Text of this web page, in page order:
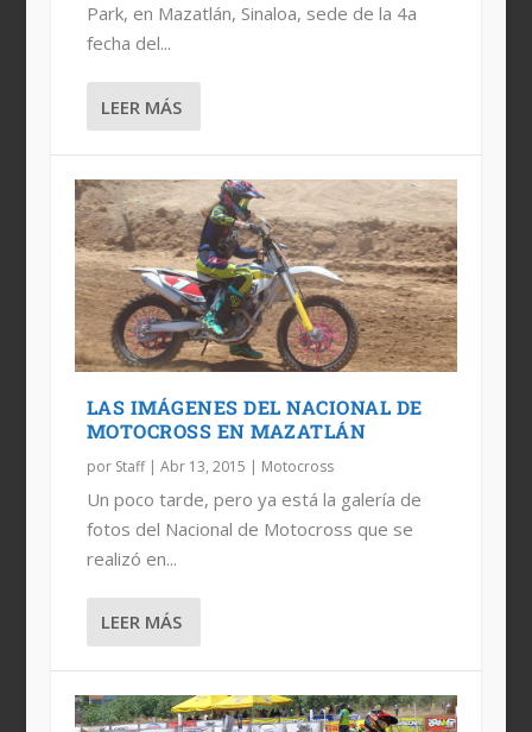
Park, en Mazatlán, Sinaloa, sede de la 4a
fecha del...
LEER MÁS
LAS IMÁGENES DEL NACIONAL DE
MOTOCROSS EN MAZATLÁN
por Staff| Abr 13, 2015 | Motocross
Un poco tarde, pero ya está la galería de
fotos del Nacional de Motocross que se
realizó en...
LEER MÁS